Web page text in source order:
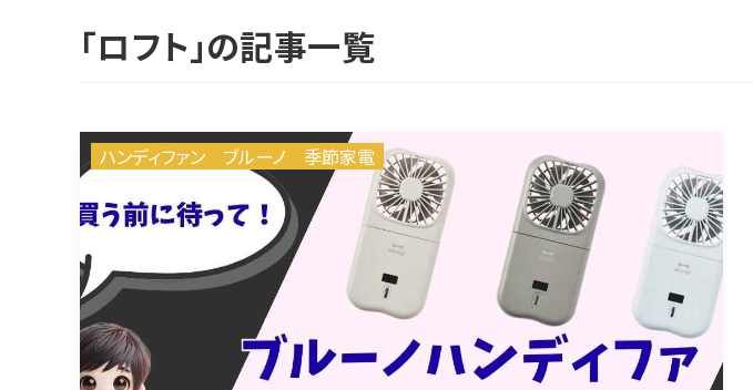
「ロフト」の記事一覧
ハンディファン ブルーノ 季節家電